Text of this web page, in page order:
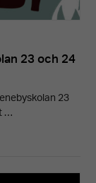
23 och 24
23
…